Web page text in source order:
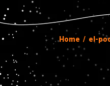
Home / el-